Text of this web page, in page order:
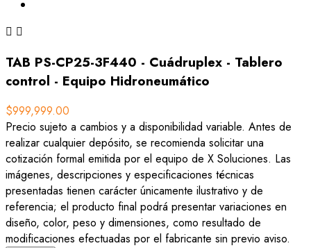
 
TAB PS-CP25-3F440 - Cuádruplex - Tablero
control - Equipo Hidroneumático
$999,999.00
Precio sujeto a cambios y a disponibilidad variable. Antes de
realizar cualquier depósito, se recomienda solicitar una
cotización formal emitida por el equipo de X Soluciones. Las
imágenes, descripciones y especificaciones técnicas
presentadas tienen carácter únicamente ilustrativo y de
referencia; el producto final podrá presentar variaciones en
diseño, color, peso y dimensiones, como resultado de
modificaciones efectuadas por el fabricante sin previo aviso.